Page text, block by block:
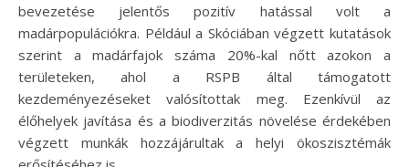
bevezetése jelentős pozitív hatással volt a
madárpopulációkra. Például a Skóciában végzett kutatások
szerint a madárfajok száma 20%-kal nőtt azokon a
területeken, ahol a RSPB által támogatott
kezdeményezéseket valósítottak meg. Ezenkívül az
élőhelyek javítása és a biodiverzitás növelése érdekében
végzett munkák hozzájárultak a helyi ökoszisztémák